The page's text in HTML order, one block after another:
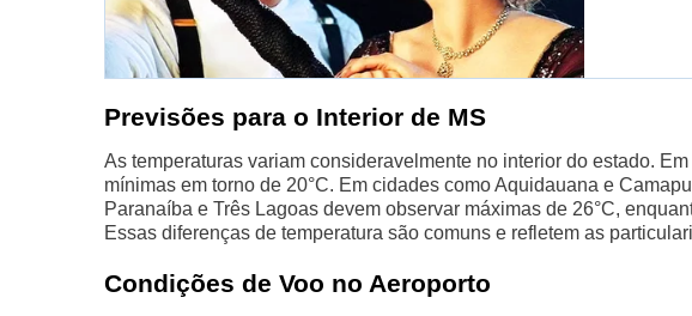
Previsões para o Interior de MS
As temperaturas variam consideravelmente no interior do estado.
mínimas em torno de 20°C. Em cidades como Aquidauana e
Paranaíba e Três Lagoas devem observar máximas de 26°C,
Essas diferenças de temperatura são comuns e refletem as
Condições de Voo no Aeroporto